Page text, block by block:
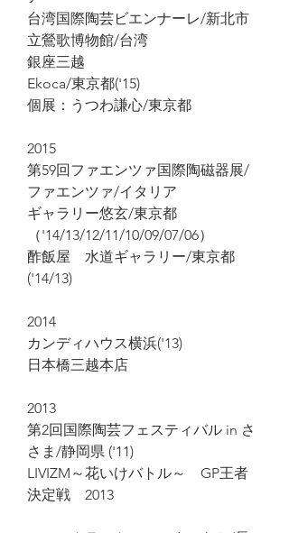
台湾国際陶芸ビエンナーレ/新北市
立鶯歌博物館/台湾
銀座三越
Ekoca/東京都('15)
個展：うつわ謙心/東京都
2015
第59回ファエンツァ国際陶磁器展/
ファエンツァ/イタリア
ギャラリー悠玄/東京都
（'14/13/12/11/10/09/07/06）
酢飯屋 水道ギャラリー/東京都
('14/13)
2014
カンディハウス横浜('13)
日本橋三越本店
2013
第2回国際陶芸フェスティバル in さ
さま/静岡県 ('11)
LIVIZM～花いけバトル～ GP王者
決定戦 2013